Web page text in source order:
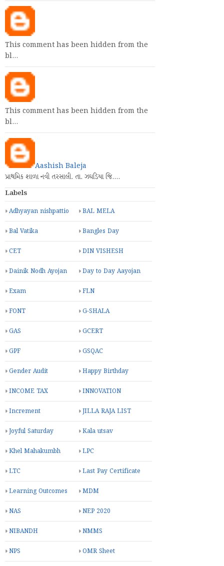
This comment has been hidden from the
bl…
This comment has been hidden from the
bl…
Aashish Baleja
પ્રાથમિક શાળા નવી તરસાલી. તા. ઝઘડિયા જિ.…
Labels
Adhyayan nishpattio BAL MELA
Bal Vatika Bangles Day
CET DIN VISHESH
Dainik Nodh Ayojan Day to Day Aayojan
Exam FLN
FONT G-SHALA
GAS GCERT
GPF GSQAC
Gender Audit Happy Birthday
INCOME TAX INNOVATION
Increment JILLA RAJA LIST
Joyful Saturday Kala utsav
Khel Mahakumbh LPC
LTC Last Pay Certificate
Learning Outcomes MDM
NAS NEP 2020
NIBANDH NMMS
NPS OMR Sheet